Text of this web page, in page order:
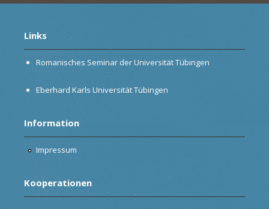
Links
Romanisches Seminar der Universität Tübingen
Eberhard Karls Universität Tübingen
Information
Impressum
Kooperationen